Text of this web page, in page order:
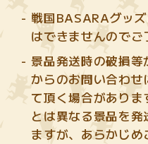
戦国BASARAグッ
はできませんのでご
景品発送時の破損
からのお問い合わ
て頂く場合があり
とは異なる景品を
ますが、あらかじめ